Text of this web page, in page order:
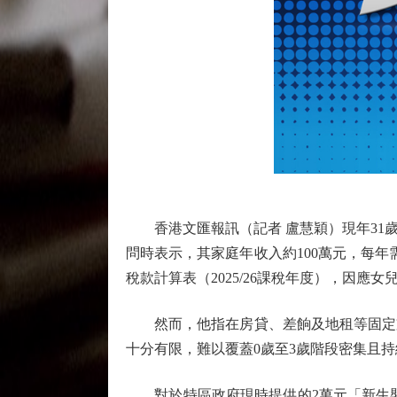
香港文匯報訊（記者 盧慧穎）現年31歲
問時表示，其家庭年收入約100萬元，每
稅款計算表（2025/26課稅年度），因應女
然而，他指在房貸、差餉及地租等固定
十分有限，難以覆蓋0歲至3歲階段密集且